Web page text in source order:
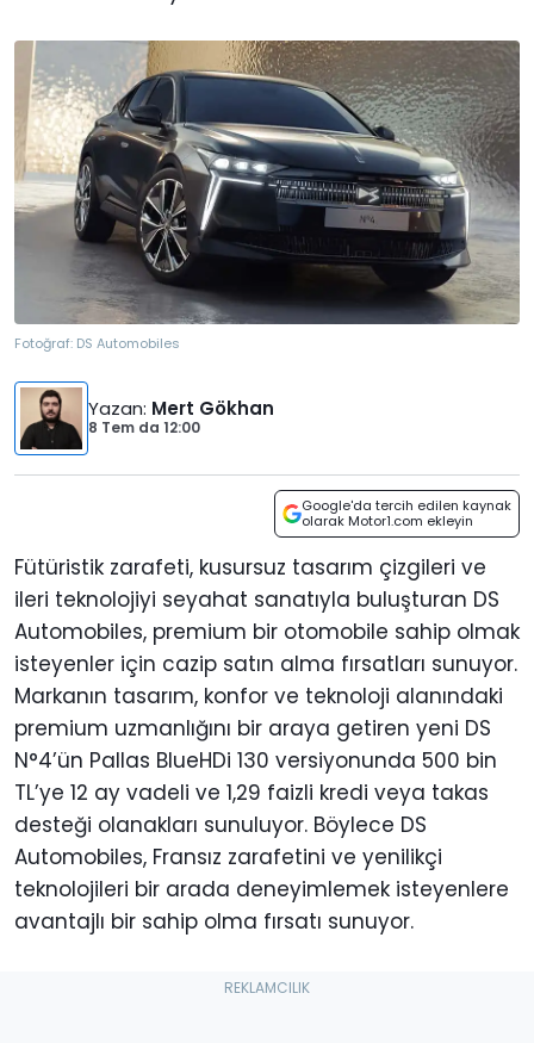
Fotoğraf: DS Automobiles
Yazan: Mert Gökhan
8 Tem da 12:00
Google'da tercih edilen kaynak
olarak Motor1.com ekleyin
Fütüristik zarafeti, kusursuz tasarım çizgileri ve
ileri teknolojiyi seyahat sanatıyla buluşturan DS
Automobiles, premium bir otomobile sahip olmak
isteyenler için cazip satın alma fırsatları sunuyor.
Markanın tasarım, konfor ve teknoloji alanındaki
premium uzmanlığını bir araya getiren yeni DS
N°4’ün Pallas BlueHDi 130 versiyonunda 500 bin
TL’ye 12 ay vadeli ve 1,29 faizli kredi veya takas
desteği olanakları sunuluyor. Böylece DS
Automobiles, Fransız zarafetini ve yenilikçi
teknolojileri bir arada deneyimlemek isteyenlere
avantajlı bir sahip olma fırsatı sunuyor.